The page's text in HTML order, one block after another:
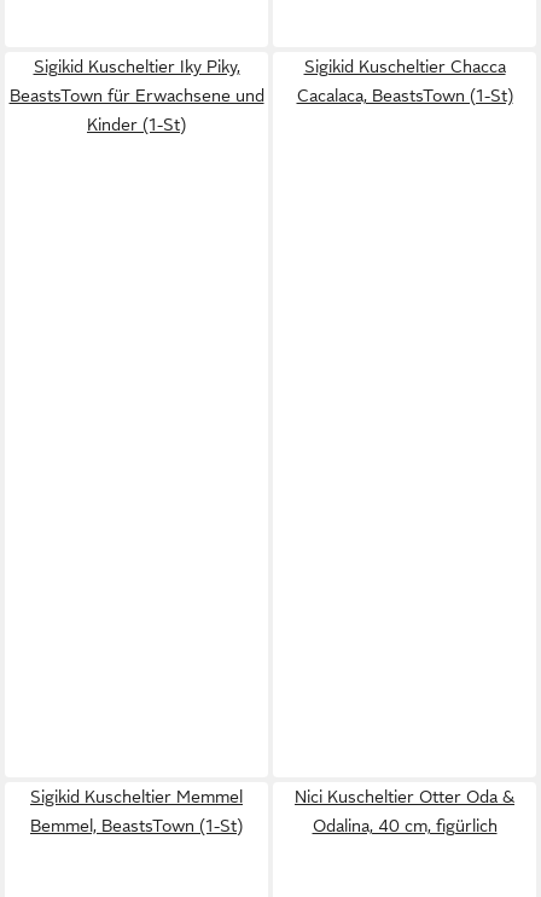
Sigikid Kuscheltier Iky Piky,
BeastsTown für Erwachsene und
Kinder (1-St)
Sigikid Kuscheltier Chacca
Cacalaca, BeastsTown (1-St)
Sigikid Kuscheltier Memmel
Bemmel, BeastsTown (1-St)
Nici Kuscheltier Otter Oda &
Odalina, 40 cm, figürlich